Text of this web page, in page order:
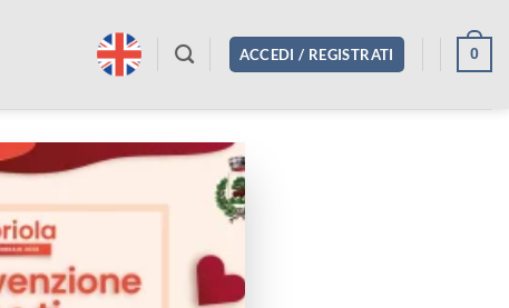
ACCEDI / REGISTRATI 0